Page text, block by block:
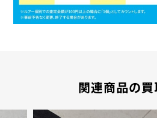
関連商品の